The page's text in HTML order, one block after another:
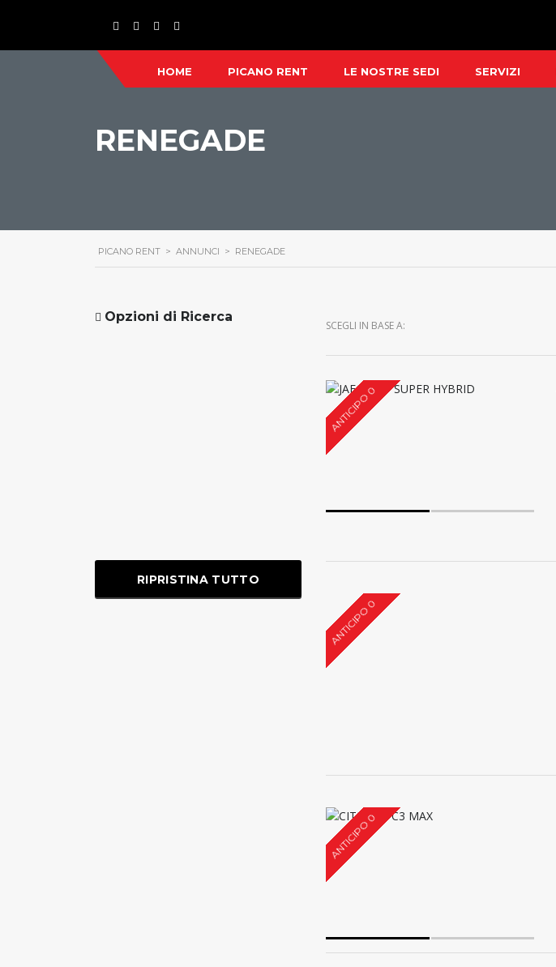
HOME PICANO RENT LE NOSTRE SEDI SERVIZI
RENEGADE
PICANO RENT > ANNUNCI > RENEGADE
Opzioni di Ricerca
RIPRISTINA TUTTO
SCEGLI IN BASE A:
ANTICIPO 0
ANTICIPO 0
ANTICIPO 0